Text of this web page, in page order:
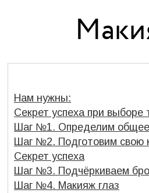
Нам нужны:
Секрет успеха при выборе
Шаг №1. Определим общее
Шаг №2. Подготовим свою
Секрет успеха
Шаг №3. Подчёркиваем
Шаг №4. Макияж глаз